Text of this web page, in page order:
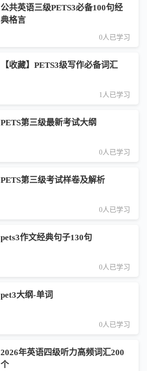
公共英语三级PETS3必备100句经
典格言
0人已学习
【收藏】PETS3级写作必备词汇
1人已学习
PETS第三级最新考试大纲
0人已学习
PETS第三级考试样卷及解析
0人已学习
pets3作文经典句子130句
0人已学习
pet3大纲-单词
0人已学习
2026年英语四级听力高频词汇200
个